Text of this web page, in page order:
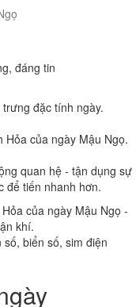
đáng tin
đặc tính ngày.
Hỏa của ngày Mậu Ngọ.
quan hệ - tận dụng sự
để tiến nhanh hơn.
của ngày Mậu Ngọ -
khí.
biển số, sim điện